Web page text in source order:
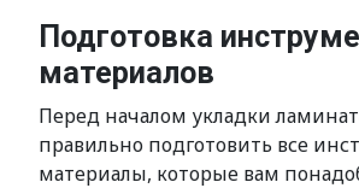
Подготовка
материалов
Перед началом укладки
правильно подготовить все
материалы, которые вам